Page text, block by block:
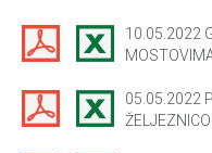
10.05.2022
05.05.2022